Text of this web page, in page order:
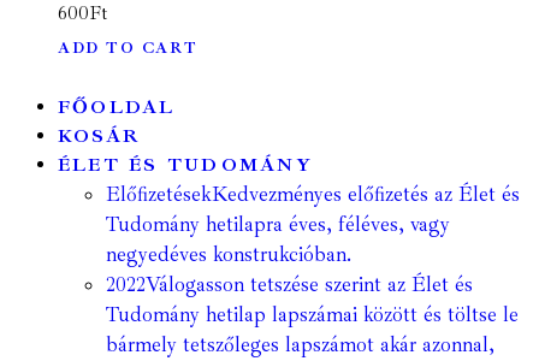
600Ft
ADD TO CART
FŐOLDAL
KOSÁR
ÉLET ÉS TUDOMÁNY
ElőfizetésekKedvezményes előfizetés az Élet és
Tudomány hetilapra éves, féléves, vagy
negyedéves konstrukcióban.
2022Válogasson tetszése szerint az Élet és
Tudomány hetilap lapszámai között és töltse le
bármely tetszőleges lapszámot akár azonnal,